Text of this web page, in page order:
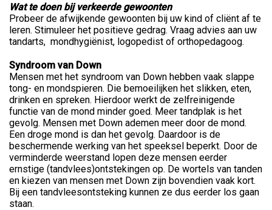
Wat te doen bij verkeerde gewoonten
Probeer de afwijkende gewoonten bij uw kind of cliënt af te
leren. Stimuleer het positieve gedrag. Vraag advies aan uw
tandarts, mondhygiënist, logopedist of orthopedagoog.
Syndroom van Down
Mensen met het syndroom van Down hebben vaak slappe
tong- en mondspieren. Die bemoeilijken het slikken, eten,
drinken en spreken. Hierdoor werkt de zelfreinigende
functie van de mond minder goed. Meer tandplak is het
gevolg. Mensen met Down ademen meer door de mond.
Een droge mond is dan het gevolg. Daardoor is de
beschermende werking van het speeksel beperkt. Door de
verminderde weerstand lopen deze mensen eerder
ernstige (tandvlees)ontstekingen op. De wortels van tanden
en kiezen van mensen met Down zijn bovendien vaak kort.
Bij een tandvleesontsteking kunnen ze dus eerder los gaan
staan.